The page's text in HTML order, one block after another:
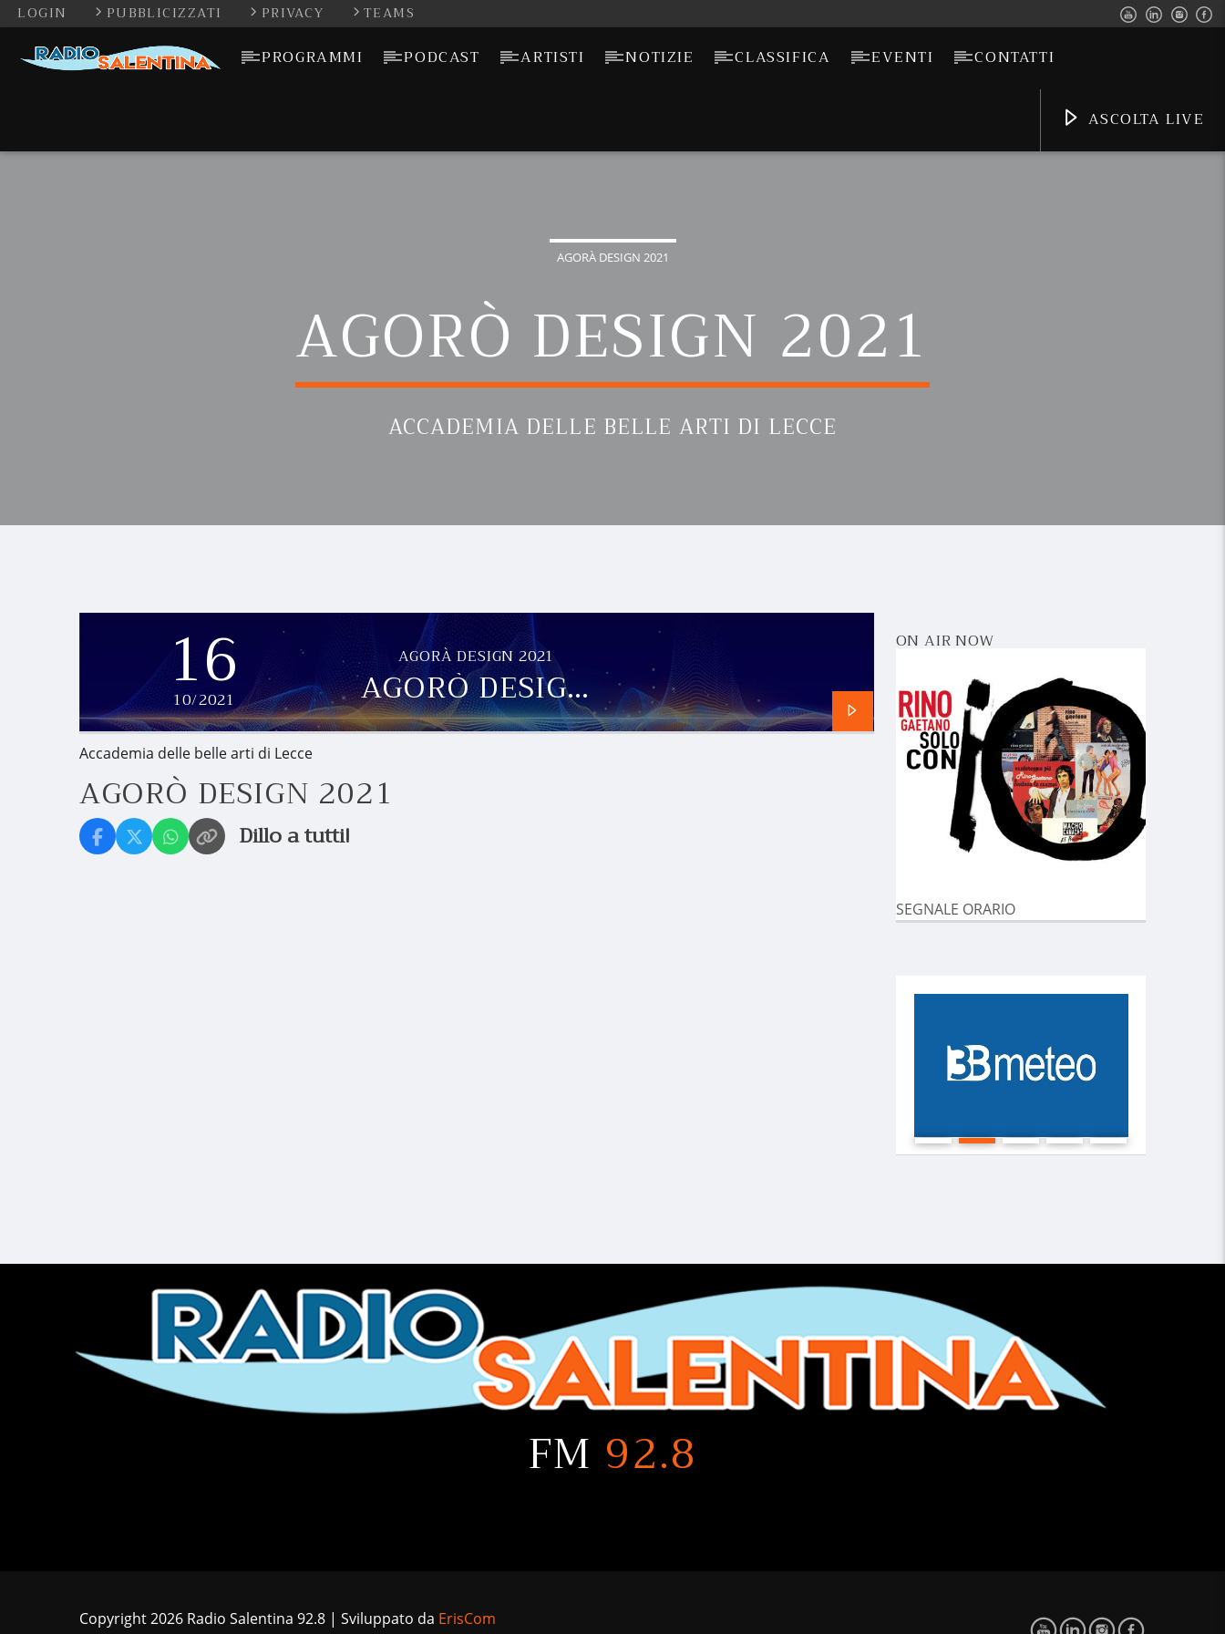
LOGIN PUBBLICIZZATI PRIVACY TEAMS
PROGRAMMI PODCAST ARTISTI NOTIZIE CLASSIFICA EVENTI CONTATTI
ASCOLTA LIVE
AGORÀ DESIGN 2021
AGORÒ DESIGN 2021
ACCADEMIA DELLE BELLE ARTI DI LECCE
16
10/2021
AGORÀ DESIGN 2021
AGORÒ DESIGN
2021
Accademia delle belle arti di Lecce
AGORÒ DESIGN 2021
Dillo a tutti!
ON AIR NOW
SEGNALE ORARIO
FM 92.8
Copyright 2026 Radio Salentina 92.8 | Sviluppato da ErisCom